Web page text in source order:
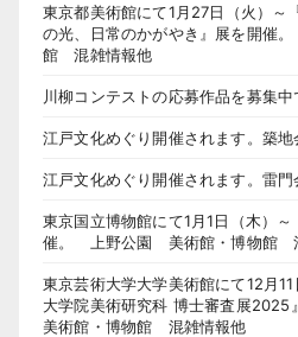
東京都美術館にて1月27日（火）
の光、日常のかがやき』展を開催
館 混雑情報他
川柳コンテストの応募作品を募集中
江戸文化めぐり開催されます。築地
江戸文化めぐり開催されます。雷
東京国立博物館にて1月1日（木）
催。 上野公園 美術館・博物館
東京芸術大学大学美術館にて12月
大学院美術研究科 博士審査展
美術館・博物館 混雑情報他